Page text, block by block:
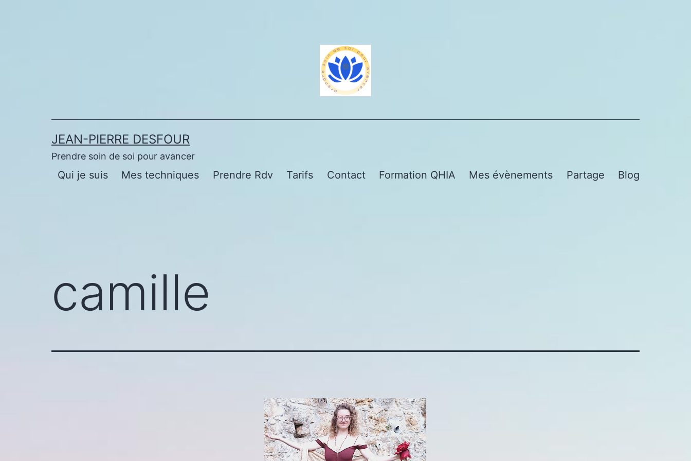
JEAN-PIERRE DESFOUR
Prendre soin de soi pour avancer
Qui je suis Mes techniques Prendre Rdv Tarifs Contact Formation QHIA Mes évènements Partage Blog
camille